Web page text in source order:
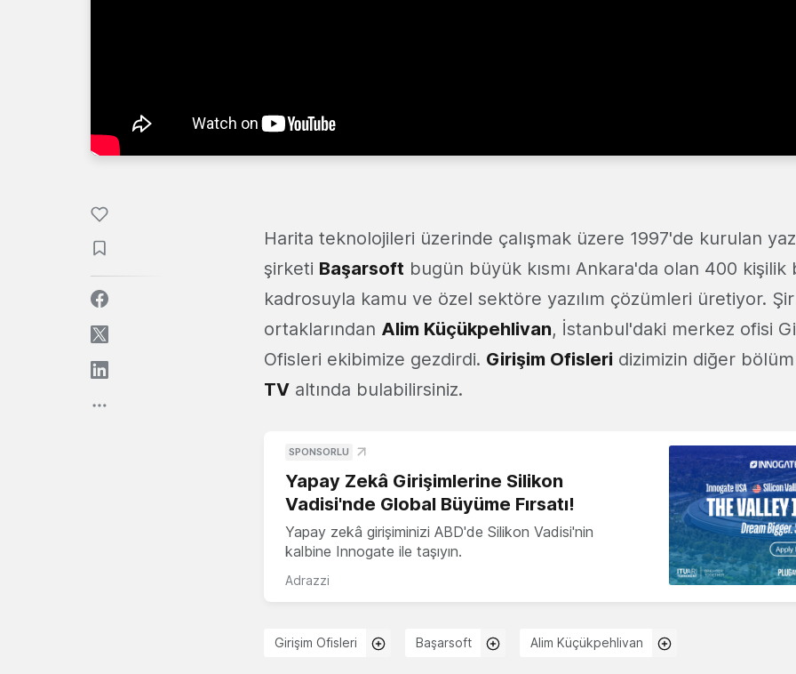
Harita teknolojileri üzerinde çalışmak üzere 1997'de kurulan
şirketi Başarsoft bugün büyük kısmı Ankara'da olan 400 kişilik
kadrosuyla kamu ve özel sektöre yazılım çözümleri üretiyor.
ortaklarından Alim Küçükpehlivan, İstanbul'daki merkez ofisi
Ofisleri ekibimize gezdirdi. Girişim Ofisleri dizimizin diğer
TV altında bulabilirsiniz.
SPONSORLU
Yapay Zekâ Girişimlerine Silikon
Vadisi'nde Global Büyüme Fırsatı!
Yapay zekâ girişiminizi ABD'de Silikon Vadisi'nin
kalbine Innogate ile taşıyın.
Adrazzi
Girişim Ofisleri Başarsoft Alim Küçükpehlivan